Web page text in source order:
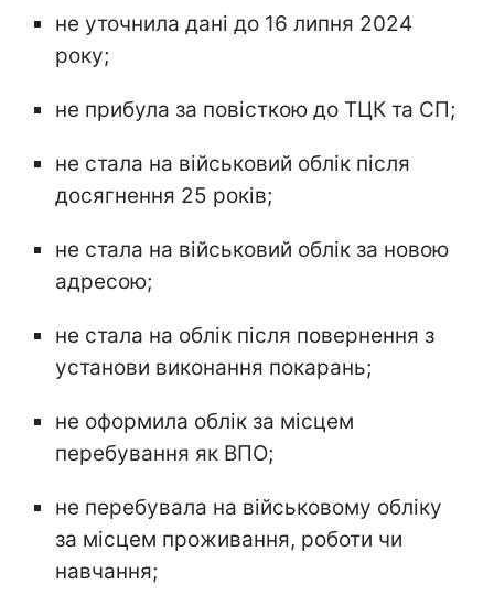
не уточнила дані до 16 липня 2024
року;
не прибула за повісткою до ТЦК та СП;
не стала на військовий облік після
досягнення 25 років;
не стала на військовий облік за новою
адресою;
не стала на облік після повернення з
установи виконання покарань;
не оформила облік за місцем
перебування як ВПО;
не перебувала на військовому обліку
за місцем проживання, роботи чи
навчання;